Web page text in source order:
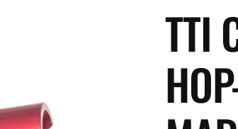
TTI